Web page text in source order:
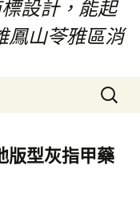
設計，能起
鳳山苓雅區消
搜
尋
鍵
字:
版型灰指甲藥